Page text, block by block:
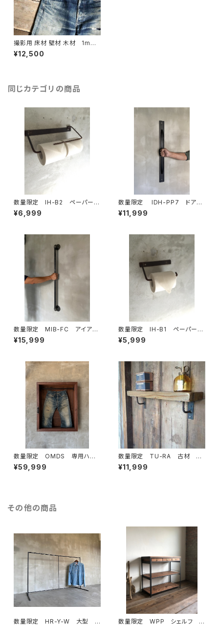
撮影用 床材 壁材 木材 1m 5
枚/1セット 古材 撮影 背景
商品撮り 商品撮影 物撮り
¥12,500
同じカテゴリの商品
数量限定 IH-B2 ペーパーホ
ルダー キッチンペーパー トイレ
ットペーパー アイアン ビス付
¥6,999
数量限定 IDH-PP7 ドアノ
ブ 70cm 取手 ドアハンド
ル アイアン インダストリア
¥11,999
数量限定 MIB-FC アイアン
バー ガス管 ドアノブ ハン
ドル 取手 ランドリールー
¥15,999
数量限定 IH-B1 ペーパーホ
ルダー キッチンペーパー トイレ
ットペーパー アイアン 鉄製 イ
¥5,999
数量限定 OMDS 専用ハン
ガー付き ディスプレイ 古
材 ガラスケース ショーケー
¥59,999
数量限定 TU-RA 古材 ア
イアン 棚受け 棚板 ブラケ
ット インダストリアル 花台
¥11,999
その他の商品
数量限定 HR-Y-W 大型
数量限定 WPP シェルフ テ